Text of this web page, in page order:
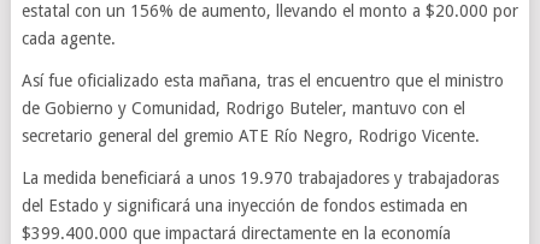
estatal con un 156% de aumento, llevando el monto a $20.000 por
cada agente.
Así fue oficializado esta mañana, tras el encuentro que el ministro
de Gobierno y Comunidad, Rodrigo Buteler, mantuvo con el
secretario general del gremio ATE Río Negro, Rodrigo Vicente.
La medida beneficiará a unos 19.970 trabajadores y trabajadoras
del Estado y significará una inyección de fondos estimada en
$399.400.000 que impactará directamente en la economía